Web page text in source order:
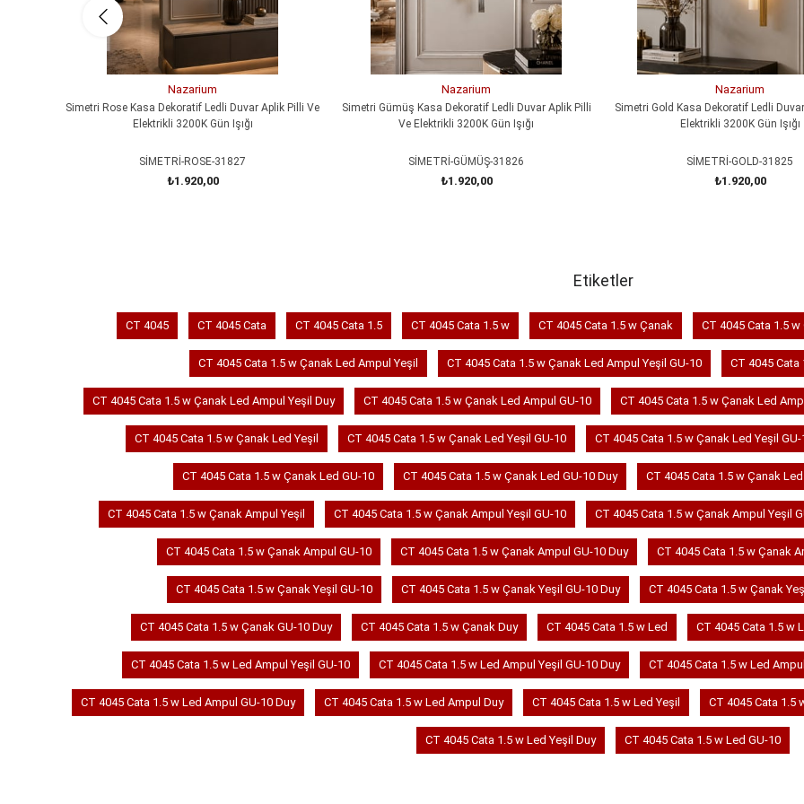
Nazarium
Simetri Rose Kasa Dekoratif Ledli Duvar Aplik Pilli Ve
Elektrikli 3200K Gün Işığı
SİMETRİ-ROSE-31827
₺1.920,00
Nazarium
Simetri Gümüş Kasa Dekoratif Ledli Duvar Aplik Pilli
Ve Elektrikli 3200K Gün Işığı
SİMETRİ-GÜMÜŞ-31826
₺1.920,00
Nazarium
Simetri Gold Kasa Dekoratif Ledli
Elektrikli 3200K Gün Işığı
SİMETRİ-GOLD-31825
₺1.920,00
Etiketler
CT 4045 CT 4045 Cata CT 4045 Cata 1.5 CT 4045 Cata 1.5 w CT 4045 Cata 1.5 w Çanak CT 4045 Cata 1.5 w
CT 4045 Cata 1.5 w Çanak Led Ampul Yeşil CT 4045 Cata 1.5 w Çanak Led Ampul Yeşil GU-10 CT 4045 Cata
CT 4045 Cata 1.5 w Çanak Led Ampul Yeşil Duy CT 4045 Cata 1.5 w Çanak Led Ampul GU-10 CT 4045 Cata 1.5 w Çanak Led
CT 4045 Cata 1.5 w Çanak Led Yeşil CT 4045 Cata 1.5 w Çanak Led Yeşil GU-10 CT 4045 Cata 1.5 w Çanak Led Yeşil GU-
CT 4045 Cata 1.5 w Çanak Led GU-10 CT 4045 Cata 1.5 w Çanak Led GU-10 Duy CT 4045 Cata 1.5 w Çanak
CT 4045 Cata 1.5 w Çanak Ampul Yeşil CT 4045 Cata 1.5 w Çanak Ampul Yeşil GU-10 CT 4045 Cata 1.5 w Çanak Ampul Yeşil
CT 4045 Cata 1.5 w Çanak Ampul GU-10 CT 4045 Cata 1.5 w Çanak Ampul GU-10 Duy CT 4045 Cata 1.5 w Çanak
CT 4045 Cata 1.5 w Çanak Yeşil GU-10 CT 4045 Cata 1.5 w Çanak Yeşil GU-10 Duy CT 4045 Cata 1.5 w Çanak
CT 4045 Cata 1.5 w Çanak GU-10 Duy CT 4045 Cata 1.5 w Çanak Duy CT 4045 Cata 1.5 w Led CT 4045 Cata 1.5 w
CT 4045 Cata 1.5 w Led Ampul Yeşil GU-10 CT 4045 Cata 1.5 w Led Ampul Yeşil GU-10 Duy CT 4045 Cata 1.5 w Led
CT 4045 Cata 1.5 w Led Ampul GU-10 Duy CT 4045 Cata 1.5 w Led Ampul Duy CT 4045 Cata 1.5 w Led Yeşil CT 4045 Cata 1.5
CT 4045 Cata 1.5 w Led Yeşil Duy CT 4045 Cata 1.5 w Led GU-10